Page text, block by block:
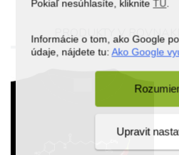
Pokiaľ nesúhlasíte, klikniteTU
Informácie o tom, ako Google
údaje, nájdete tu: Ako Google
Upravit
PRODUKTY V